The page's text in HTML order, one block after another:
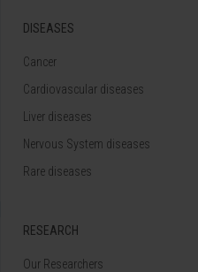
DISEASES
Cancer
Cardiovascular diseases
Liver diseases
Nervous System diseases
Rare diseases
RESEARCH
Our Researchers